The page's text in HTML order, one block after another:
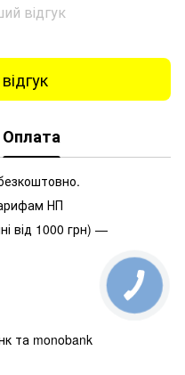
відгук
Оплата
НП
від 1000 грн) —
та monobank